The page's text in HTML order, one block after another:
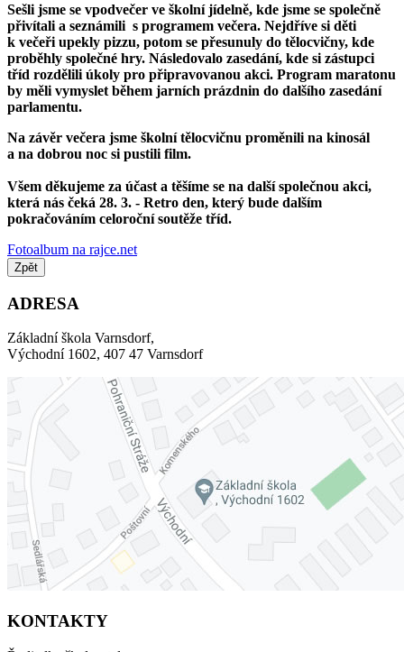
Sešli jsme se vpodvečer ve školní jídelně, kde jsme se společně
přivítali a seznámili s programem večera. Nejdříve si děti
k večeři upekly pizzu, potom se přesunuly do tělocvičny, kde
proběhly společné hry. Následovalo zasedání, kde si zástupci
tříd rozdělili úkoly pro připravovanou akci. Program maratonu
by měli vymyslet během jarních prázdnin do dalšího zasedání
parlamentu.
Na závěr večera jsme školní tělocvičnu proměnili na kinosál
a na dobrou noc si pustili film.
Všem děkujeme za účast a těšíme se na další společnou akci,
která nás čeká 28. 3. - Retro den, který bude dalším
pokračováním celoroční soutěže tříd.
Fotoalbum na rajce.net
Zpět
ADRESA
Základní škola Varnsdorf,
Východní 1602, 407 47 Varnsdorf
KONTAKTY